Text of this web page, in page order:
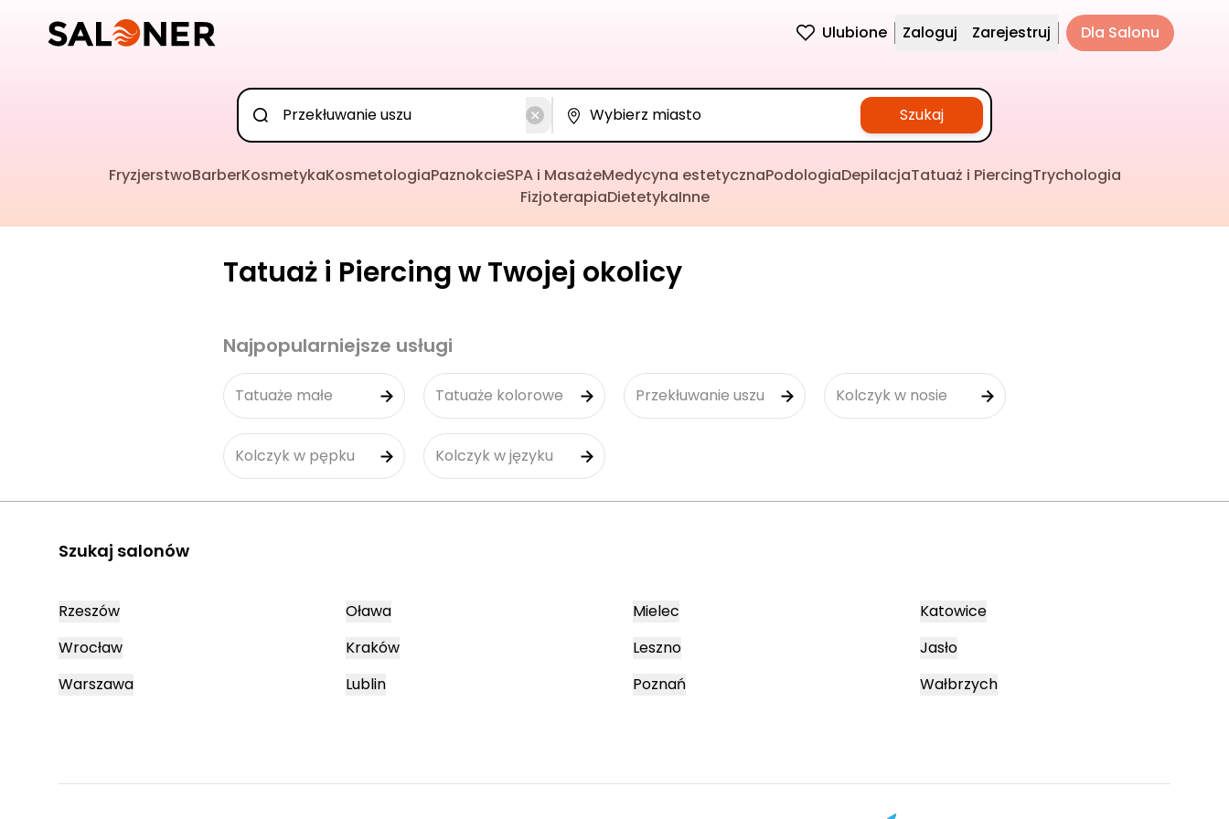
Ulubione Zaloguj Zarejestruj Dla Salonu
Szukaj
FryzjerstwoBarberKosmetykaKosmetologiaPaznokcieSPA i MasażeMedycyna estetycznaPodologiaDepilacjaTatuaż i PiercingTrychologia
FizjoterapiaDietetykaInne
Tatuaż i Piercing w Twojej okolicy
Najpopularniejsze usługi
Tatuaże małe Tatuaże kolorowe Przekłuwanie uszu Kolczyk w nosie
Kolczyk w pępku Kolczyk w języku
Szukaj salonów
Rzeszów
Wrocław
Warszawa
Oława
Kraków
Lublin
Mielec
Leszno
Poznań
Katowice
Jasło
Wałbrzych